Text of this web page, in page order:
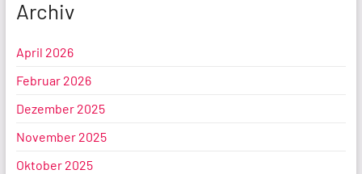
Archiv
April 2026
Februar 2026
Dezember 2025
November 2025
Oktober 2025